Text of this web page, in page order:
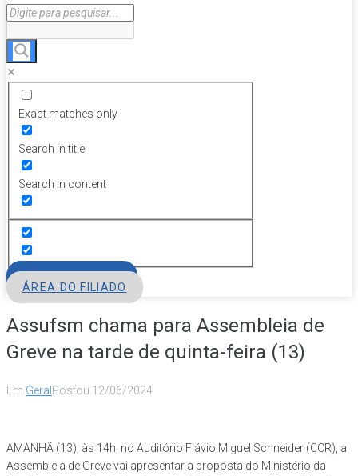
Exact matches only
Search in title
Search in content
ÁREA DO FILIADO
Assufsm chama para Assembleia de
Greve na tarde de quinta-feira (13)
Em Geral Postou 12/06/2024
AMANHÃ (13), às 14h, no Auditório Flávio Miguel Schneider (CCR), a
Assembleia de Greve vai apresentar a proposta do Ministério da